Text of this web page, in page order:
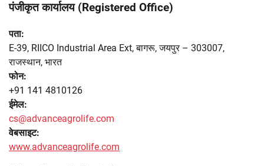
पंजीकृत कार्यालय (Registered Office)
पता:
E-39, RIICO Industrial Area Ext, बागरू, जयपुर – 303007,
राजस्थान, भारत
फोन:
+91 141 4810126
ईमेल:
cs@advanceagrolife.com
वेबसाइट:
www.advanceagrolife.com